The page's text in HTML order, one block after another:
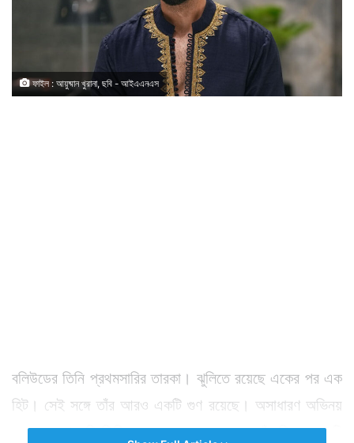
ফাইল : আয়ুষ্মান খুরানা, ছবি - আইএএনএস
বলিউডের তিনি প্রথমসারির তারকা। ঝুলিতে রয়েছে একের পর এক
হিট। সেই সঙ্গে তাঁর আরও একটি গুণ রয়েছে। অসাধারণ অভিনয়
ক্ষমতার পাশাপাশি তিনি একজন সুগায়ক। রয়েছে তাঁর নিজের একটি